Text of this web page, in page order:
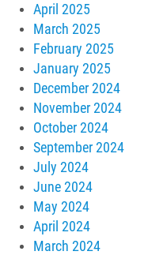
April 2025
March 2025
February 2025
January 2025
December 2024
November 2024
October 2024
September 2024
July 2024
June 2024
May 2024
April 2024
March 2024